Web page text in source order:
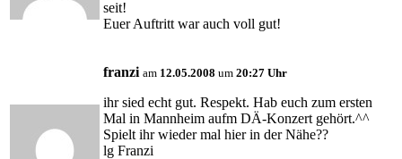
seit!
Euer Auftritt war auch voll gut!
franzi am 12.05.2008 um 20:27 Uhr
ihr sied echt gut. Respekt. Hab euch zum ersten
Mal in Mannheim aufm DÄ-Konzert gehört.^^
Spielt ihr wieder mal hier in der Nähe??
lg Franzi